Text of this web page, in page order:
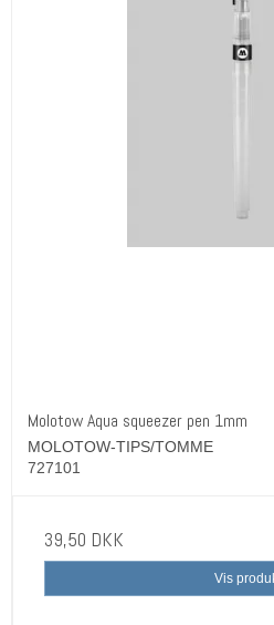
Molotow Aqua squeezer pen 1mm
MOLOTOW-TIPS/TOMME
727101
39,50 DKK
Vis